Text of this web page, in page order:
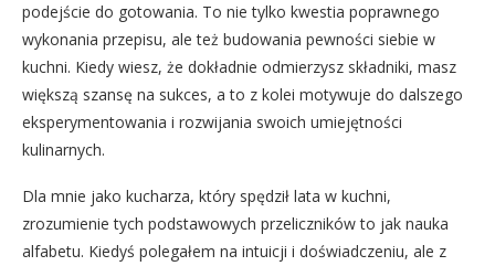
podejście do gotowania. To nie tylko kwestia poprawnego
wykonania przepisu, ale też budowania pewności siebie w
kuchni. Kiedy wiesz, że dokładnie odmierzysz składniki, masz
większą szansę na sukces, a to z kolei motywuje do dalszego
eksperymentowania i rozwijania swoich umiejętności
kulinarnych.
Dla mnie jako kucharza, który spędził lata w kuchni,
zrozumienie tych podstawowych przeliczników to jak nauka
alfabetu. Kiedyś polegałem na intuicji i doświadczeniu, ale z